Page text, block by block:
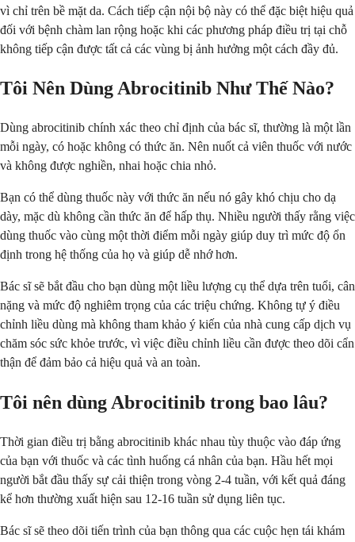
vì chỉ trên bề mặt da. Cách tiếp cận nội bộ này có thể đặc biệt hiệu quả
đối với bệnh chàm lan rộng hoặc khi các phương pháp điều trị tại chỗ
không tiếp cận được tất cả các vùng bị ảnh hưởng một cách đầy đủ.
Tôi Nên Dùng Abrocitinib Như Thế Nào?
Dùng abrocitinib chính xác theo chỉ định của bác sĩ, thường là một lần
mỗi ngày, có hoặc không có thức ăn. Nên nuốt cả viên thuốc với nước
và không được nghiền, nhai hoặc chia nhỏ.
Bạn có thể dùng thuốc này với thức ăn nếu nó gây khó chịu cho dạ
dày, mặc dù không cần thức ăn để hấp thụ. Nhiều người thấy rằng việc
dùng thuốc vào cùng một thời điểm mỗi ngày giúp duy trì mức độ ổn
định trong hệ thống của họ và giúp dễ nhớ hơn.
Bác sĩ sẽ bắt đầu cho bạn dùng một liều lượng cụ thể dựa trên tuổi, cân
nặng và mức độ nghiêm trọng của các triệu chứng. Không tự ý điều
chỉnh liều dùng mà không tham khảo ý kiến của nhà cung cấp dịch vụ
chăm sóc sức khỏe trước, vì việc điều chỉnh liều cần được theo dõi cẩn
thận để đảm bảo cả hiệu quả và an toàn.
Tôi nên dùng Abrocitinib trong bao lâu?
Thời gian điều trị bằng abrocitinib khác nhau tùy thuộc vào đáp ứng
của bạn với thuốc và các tình huống cá nhân của bạn. Hầu hết mọi
người bắt đầu thấy sự cải thiện trong vòng 2-4 tuần, với kết quả đáng
kể hơn thường xuất hiện sau 12-16 tuần sử dụng liên tục.
Bác sĩ sẽ theo dõi tiến trình của bạn thông qua các cuộc hẹn tái khám